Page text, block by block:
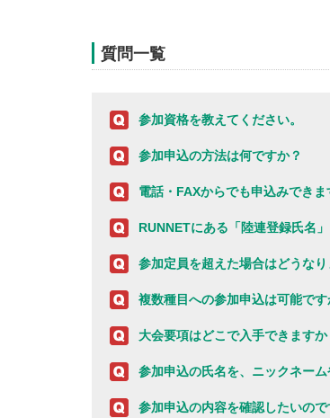
質問一覧
参加資格を教えてください。
参加申込の方法は何ですか？
電話・FAXからでも申込みできま
RUNNETにある「陸連登録氏名
参加定員を超えた場合はどうなり
複数種目への参加申込は可能です
大会要項はどこで入手できますか
参加申込の氏名を、ニックネー
参加申込の内容を確認したいので